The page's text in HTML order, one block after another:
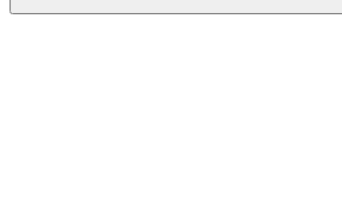
Buscar